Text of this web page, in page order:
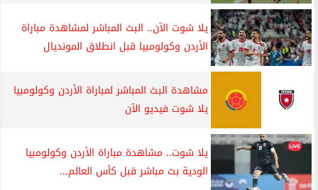
يلا شوت الآن.. البث المباشر لمشاهدة مباراة
الأردن وكولومبيا قبل انطلاق المونديال
مشاهدة البث المباشر لمباراة الأردن وكولومبيا
يلا شوت فيديو الآن
يلا شوت.. مشاهدة مباراة الأردن وكولومبيا
الودية بث مباشر قبل كأس العالم...